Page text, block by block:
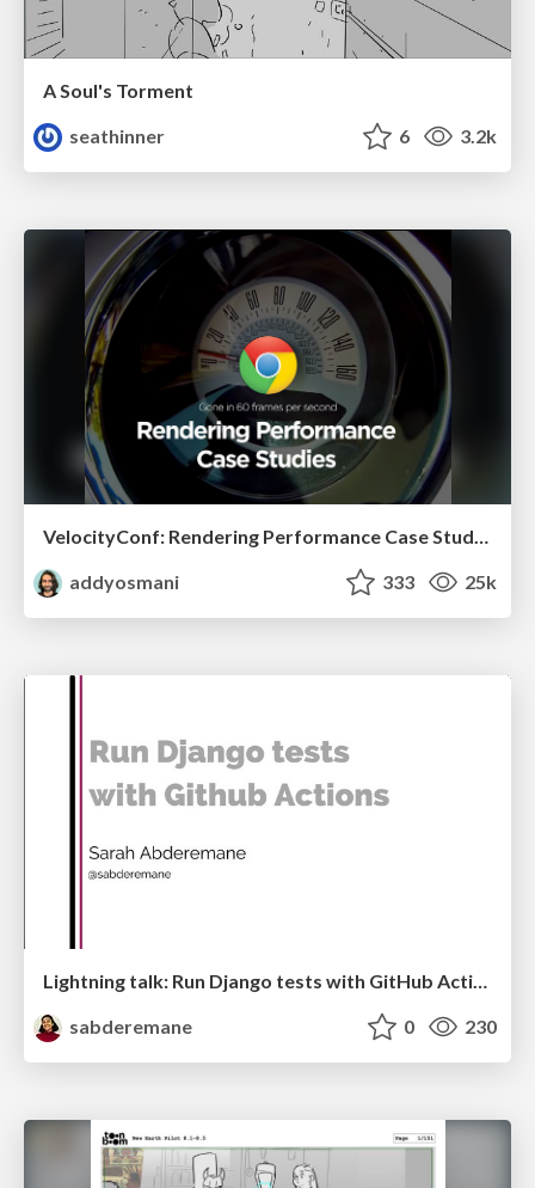
A Soul's Torment
seathinner
6 3.2k
VelocityConf: Rendering Performance Case Studies
addyosmani
333 25k
Lightning talk: Run Django tests with GitHub Actions
sabderemane
0 230